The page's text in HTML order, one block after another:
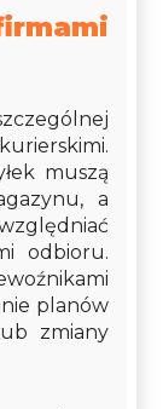
muszą
a
odbioru.
planów
zmiany